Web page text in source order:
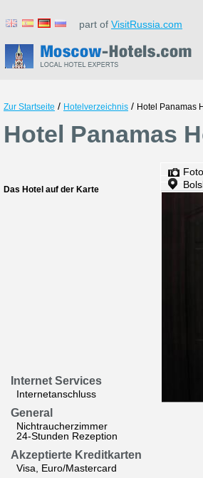
part of VisitRussia.com
Zur Startseite / Hotelverzeichnis / Hotel Panamas
Hotel Panamas
Das Hotel auf der Karte
Internet Services
Internetanschluss
General
Nichtraucherzimmer
24-Stunden Rezeption
Akzeptierte Kreditkarten
Visa, Euro/Mastercard
Foto